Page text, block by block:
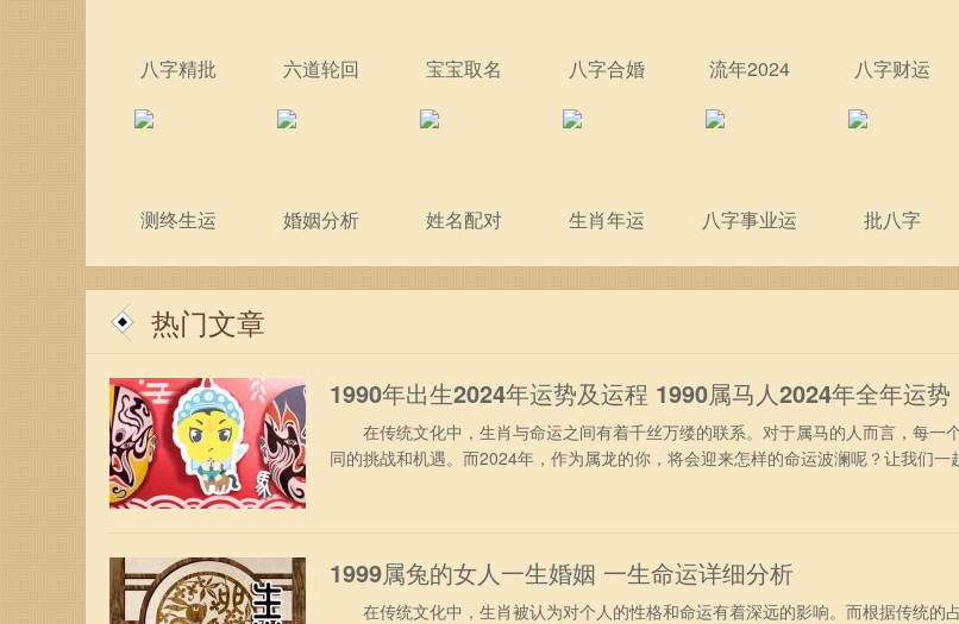
八字精批 六道轮回 宝宝取名 八字合婚 流年2024 八字财运
测终生运 婚姻分析 姓名配对 生肖年运 八字事业运 批八字
热门文章
1990年出生2024年运势及运程 1990属马人2024年全年运势
在传统文化中，生肖与命运之间有着千丝万缕的联系。对于属马的人而言，每一
同的挑战和机遇。而2024年，作为属龙的你，将会迎来怎样的命运波澜呢？让我们一
1999属兔的女人一生婚姻 一生命运详细分析
在传统文化中，生肖被认为对个人的性格和命运有着深远的影响。而根据传统的